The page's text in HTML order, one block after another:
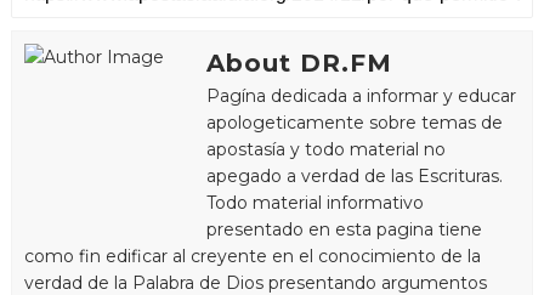
About DR.FM
Pagína dedicada a informar y educar
apologeticamente sobre temas de
apostasía y todo material no
apegado a verdad de las Escrituras.
Todo material informativo
presentado en esta pagina tiene
como fin edificar al creyente en el conocimiento de la
verdad de la Palabra de Dios presentando argumentos